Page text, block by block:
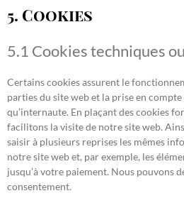
5. Cookies
5.1 Cookies techniques
Certains cookies assurent le
parties du site web et la prise en
qu’internaute. En plaçant des cookies
facilitons la visite de notre site web.
saisir à plusieurs reprises les mêmes
notre site web et, par exemple, les
jusqu’à votre paiement. Nous pouvons
consentement.